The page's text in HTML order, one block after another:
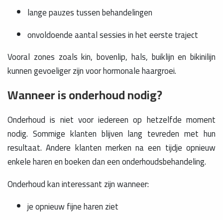
lange pauzes tussen behandelingen
onvoldoende aantal sessies in het eerste traject
Vooral zones zoals kin, bovenlip, hals, buiklijn en bikinilijn
kunnen gevoeliger zijn voor hormonale haargroei.
Wanneer is onderhoud nodig?
Onderhoud is niet voor iedereen op hetzelfde moment
nodig. Sommige klanten blijven lang tevreden met hun
resultaat. Andere klanten merken na een tijdje opnieuw
enkele haren en boeken dan een onderhoudsbehandeling.
Onderhoud kan interessant zijn wanneer:
je opnieuw fijne haren ziet